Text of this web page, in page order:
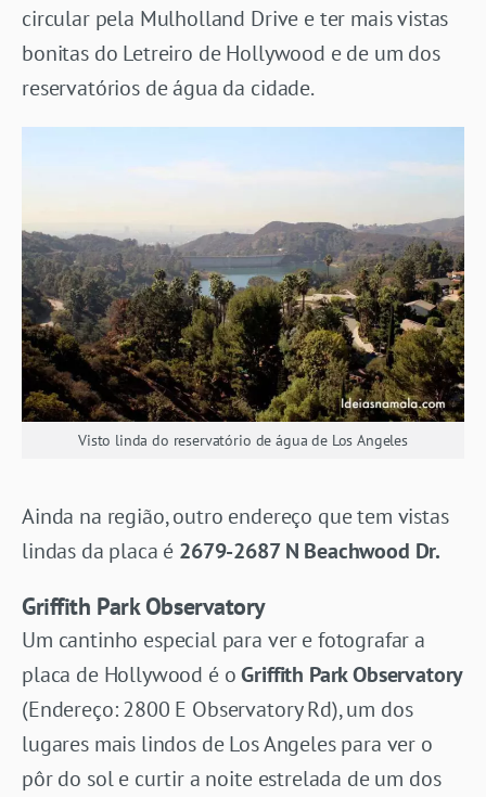
circular pela Mulholland Drive e ter mais vistas
bonitas do Letreiro de Hollywood e de um dos
reservatórios de água da cidade.
Visto linda do reservatório de água de Los Angeles
Ainda na região, outro endereço que tem vistas
lindas da placa é 2679-2687 N Beachwood Dr.
Griffith Park Observatory
Um cantinho especial para ver e fotografar a
placa de Hollywood é oGriffith Park Observatory
(Endereço: 2800 E Observatory Rd), um dos
lugares mais lindos de Los Angeles para ver o
pôr do sol e curtir a noite estrelada de um dos